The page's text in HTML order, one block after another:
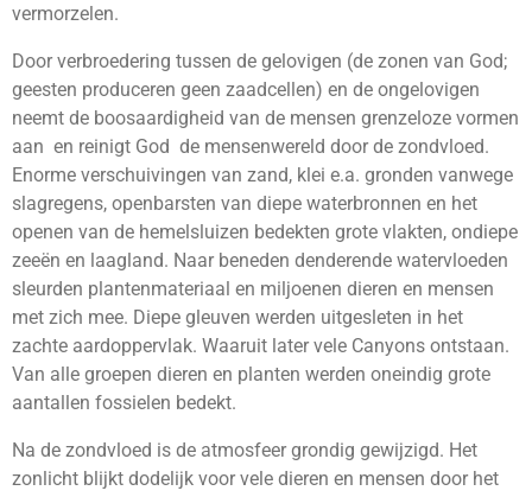
vermorzelen.
Door verbroedering tussen de gelovigen (de zonen van God;
geesten produceren geen zaadcellen) en de ongelovigen
neemt de boosaardigheid van de mensen grenzeloze vormen
aan en reinigt God de mensenwereld door de zondvloed.
Enorme verschuivingen van zand, klei e.a. gronden vanwege
slagregens, openbarsten van diepe waterbronnen en het
openen van de hemelsluizen bedekten grote vlakten, ondiepe
zeeën en laagland. Naar beneden denderende watervloeden
sleurden plantenmateriaal en miljoenen dieren en mensen
met zich mee. Diepe gleuven werden uitgesleten in het
zachte aardoppervlak. Waaruit later vele Canyons ontstaan.
Van alle groepen dieren en planten werden oneindig grote
aantallen fossielen bedekt.
Na de zondvloed is de atmosfeer grondig gewijzigd. Het
zonlicht blijkt dodelijk voor vele dieren en mensen door het